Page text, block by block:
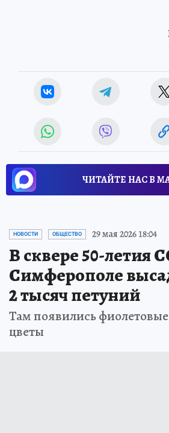
ЧИТАЙТЕ НАС В
НОВОСТИ ОБЩЕСТВО 29 мая 2026 18:04
В сквере 50-летия
Симферополе
2 тысяч петуний
Там появились
цветы